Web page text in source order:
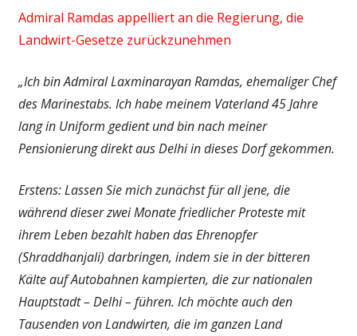
Wirtschaft
Wissenschaft
Admiral Ramdas appelliert an die Regierung, die
Landwirt-Gesetze zurückzunehmen
„Ich bin Admiral Laxminarayan Ramdas, ehemaliger Chef
des Marinestabs. Ich habe meinem Vaterland 45 Jahre
lang in Uniform gedient und bin nach meiner
Pensionierung direkt aus Delhi in dieses Dorf gekommen.
Erstens: Lassen Sie mich zunächst für all jene, die
während dieser zwei Monate friedlicher Proteste mit
ihrem Leben bezahlt haben das Ehrenopfer
(Shraddhanjali) darbringen, indem sie in der bitteren
Kälte auf Autobahnen kampierten, die zur nationalen
Hauptstadt – Delhi – führen. Ich möchte auch den
Tausenden von Landwirten, die im ganzen Land